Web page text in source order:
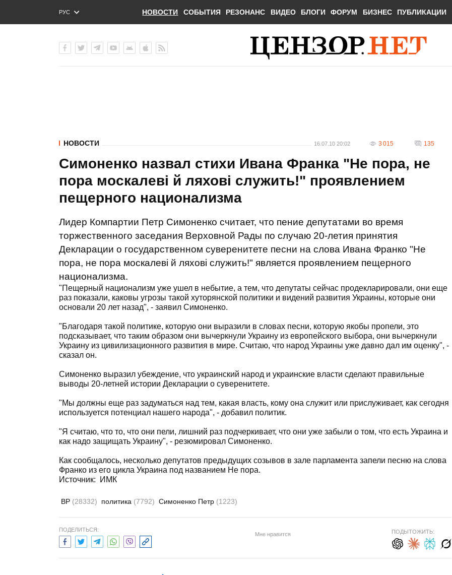
РУС
ENG
НОВОСТИ СОБЫТИЯ РЕЗОНАНС ВИДЕО БЛОГИ ФОРУМ БИЗНЕС ПУБЛИКАЦИИ
НОВОСТИ 16.07.10 20:02 3 015 135
Симоненко назвал стихи Ивана Франка "Не пора, не
пора москалеві й ляхові служить!" проявлением
пещерного национализма
Лидер Компартии Петр Симоненко считает, что пение депутатами во время
торжественного заседания Верховной Рады по случаю 20-летия принятия
Декларации о государственном суверенитете песни на слова Ивана Франко "Не
пора, не пора москалеві й ляхові служить!" является проявлением пещерного
национализма.
"Пещерный национализм уже ушел в небытие, а тем, что депутаты сейчас продекларировали, они еще
раз показали, каковы угрозы такой хуторянской политики и видений развития Украины, которые они
основали 20 лет назад", - заявил Симоненко.
"Благодаря такой политике, которую они выразили в словах песни, которую якобы пропели, это
подсказывает, что таким образом они вычеркнули Украину из европейского выбора, они вычеркнули
Украину из цивилизационного развития в мире. Считаю, что народ Украины уже давно дал им оценку", -
сказал он.
Симоненко выразил убеждение, что украинский народ и украинские власти сделают правильные
выводы 20-летней истории Декларации о суверенитете.
"Мы должны еще раз задуматься над тем, какая власть, кому она служит или прислуживает, как сегодня
используется потенциал нашего народа", - добавил политик.
"Я считаю, что то, что они пели, лишний раз подчеркивает, что они уже забыли о том, что есть Украина и
как надо защищать Украину", - резюмировал Симоненко.
Как сообщалось, несколько депутатов предыдущих созывов в зале парламента запели песню на слова
Франко из его цикла Украина под названием Не пора.
Источник: ИМК
ВР (28332) политика (7792) Симоненко Петр (1223)
ПОДЕЛИТЬСЯ:
Мне нравится ПОДЫТОЖИТЬ: